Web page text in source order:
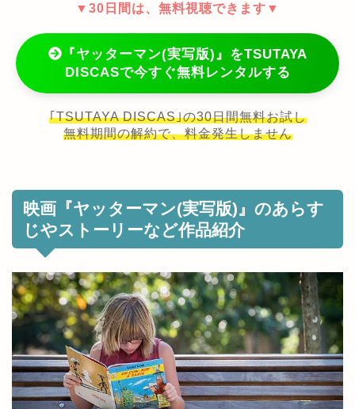
▼30日間は、無料視聴できます▼
『ヤッターマン(実写版)』をTSUTAYA
DISCASで今すぐ無料レンタルする
｢TSUTAYA DISCAS｣の30日間無料お試し
無料期間の解約で、料金発生しません
映画『ヤッターマン(実写版)』のあらす
じやストーリーなど作品紹介